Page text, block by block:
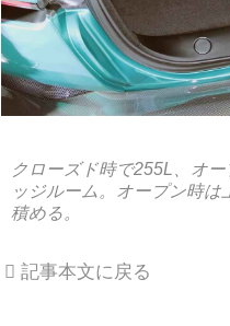
クローズド時で255L、オ
ッジルーム。オープン時
積める。
記事本文に戻る